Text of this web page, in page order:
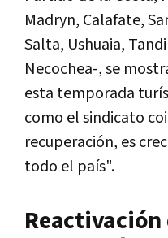
Madryn, Calafate,
Salta, Ushuaia,
Necochea-, se
esta temporada
como el sindicato
recuperación, es
todo el país".